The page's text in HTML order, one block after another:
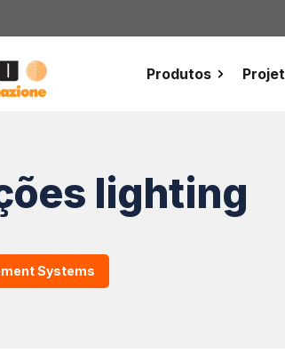
Produtos
lighting
Systems